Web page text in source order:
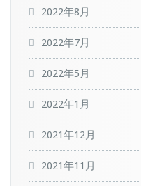
2022年8月
2022年7月
2022年5月
2022年1月
2021年12月
2021年11月